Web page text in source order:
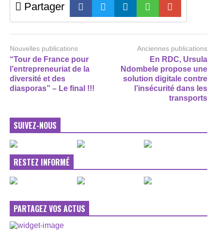
Partager
Nouvelles publications
“Tour de France pour
l’entrepreneuriat de la
diversité et des
diasporas” – Le final !!!
Anciennes publications
En RDC, Ursula
Ndombele propose une
solution digitale contre
l’insécurité dans les
transports
SUIVEZ-NOUS
RESTEZ INFORMÉ
PARTAGEZ VOS ACTUS